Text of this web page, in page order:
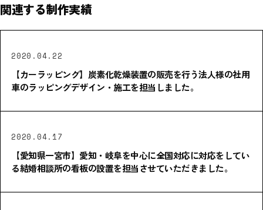
関連する制作実績
2020.04.22
【カーラッピング】炭素化乾燥装置の販売を行う法人様の社用
車のラッピングデザイン・施工を担当しました。
2020.04.17
【愛知県一宮市】愛知・岐阜を中心に全国対応に対応をしてい
る結婚相談所の看板の設置を担当させていただきました。